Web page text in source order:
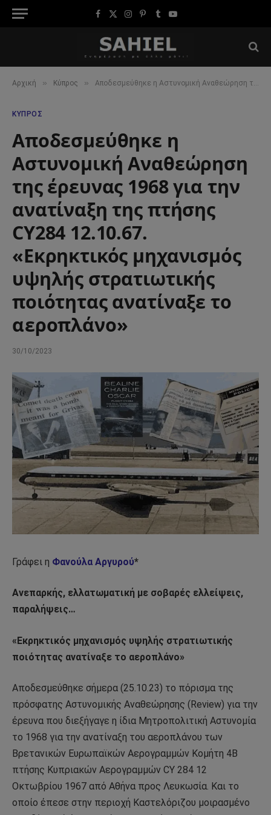
Facebook
X
Instagram
Pinterest
TumblrYouTube
Αρχική » Κύπρος » Αποδεσμεύθηκε η Αστυνομική Αναθεώρηση της έρευνας 1968 για την ανατίναξη της πτήσης CY284 12.10.67. «Εκρηκτικός μηχανισμός υψηλής στρατιωτικής ποιότητας ανατίναξε το αεροπλάνο»
ΚΎΠΡΟΣ
Αποδεσμεύθηκε η
Αστυνομική Αναθεώρηση
της έρευνας 1968 για την
ανατίναξη της πτήσης
CY284 12.10.67.
«Εκρηκτικός μηχανισμός
υψηλής στρατιωτικής
ποιότητας ανατίναξε το
αεροπλάνο»
30/10/2023
Γράφει η Φανούλα Αργυρού*
Ανεπαρκής, ελλατωματική με σοβαρές ελλείψεις,
παραλήψεις…
«Εκρηκτικός μηχανισμός υψηλής στρατιωτικής
ποιότητας ανατίναξε το αεροπλάνο»
Αποδεσμεύθηκε σήμερα (25.10.23) το πόρισμα της
πρόσφατης Αστυνομικής Αναθεώρησης (Review) για την
έρευνα που διεξήγαγε η ίδια Μητροπολιτική Αστυνομία
το 1968 για την ανατίναξη του αεροπλάνου των
Βρετανικών Ευρωπαϊκών Αερογραμμών Κομήτη 4Β
πτήσης Κυπριακών Αερογραμμών CY 284 12
Οκτωβρίου 1967 από Αθήνα προς Λευκωσία. Και το
οποίο έπεσε στην περιοχή Καστελόριζου μοιρασμένο